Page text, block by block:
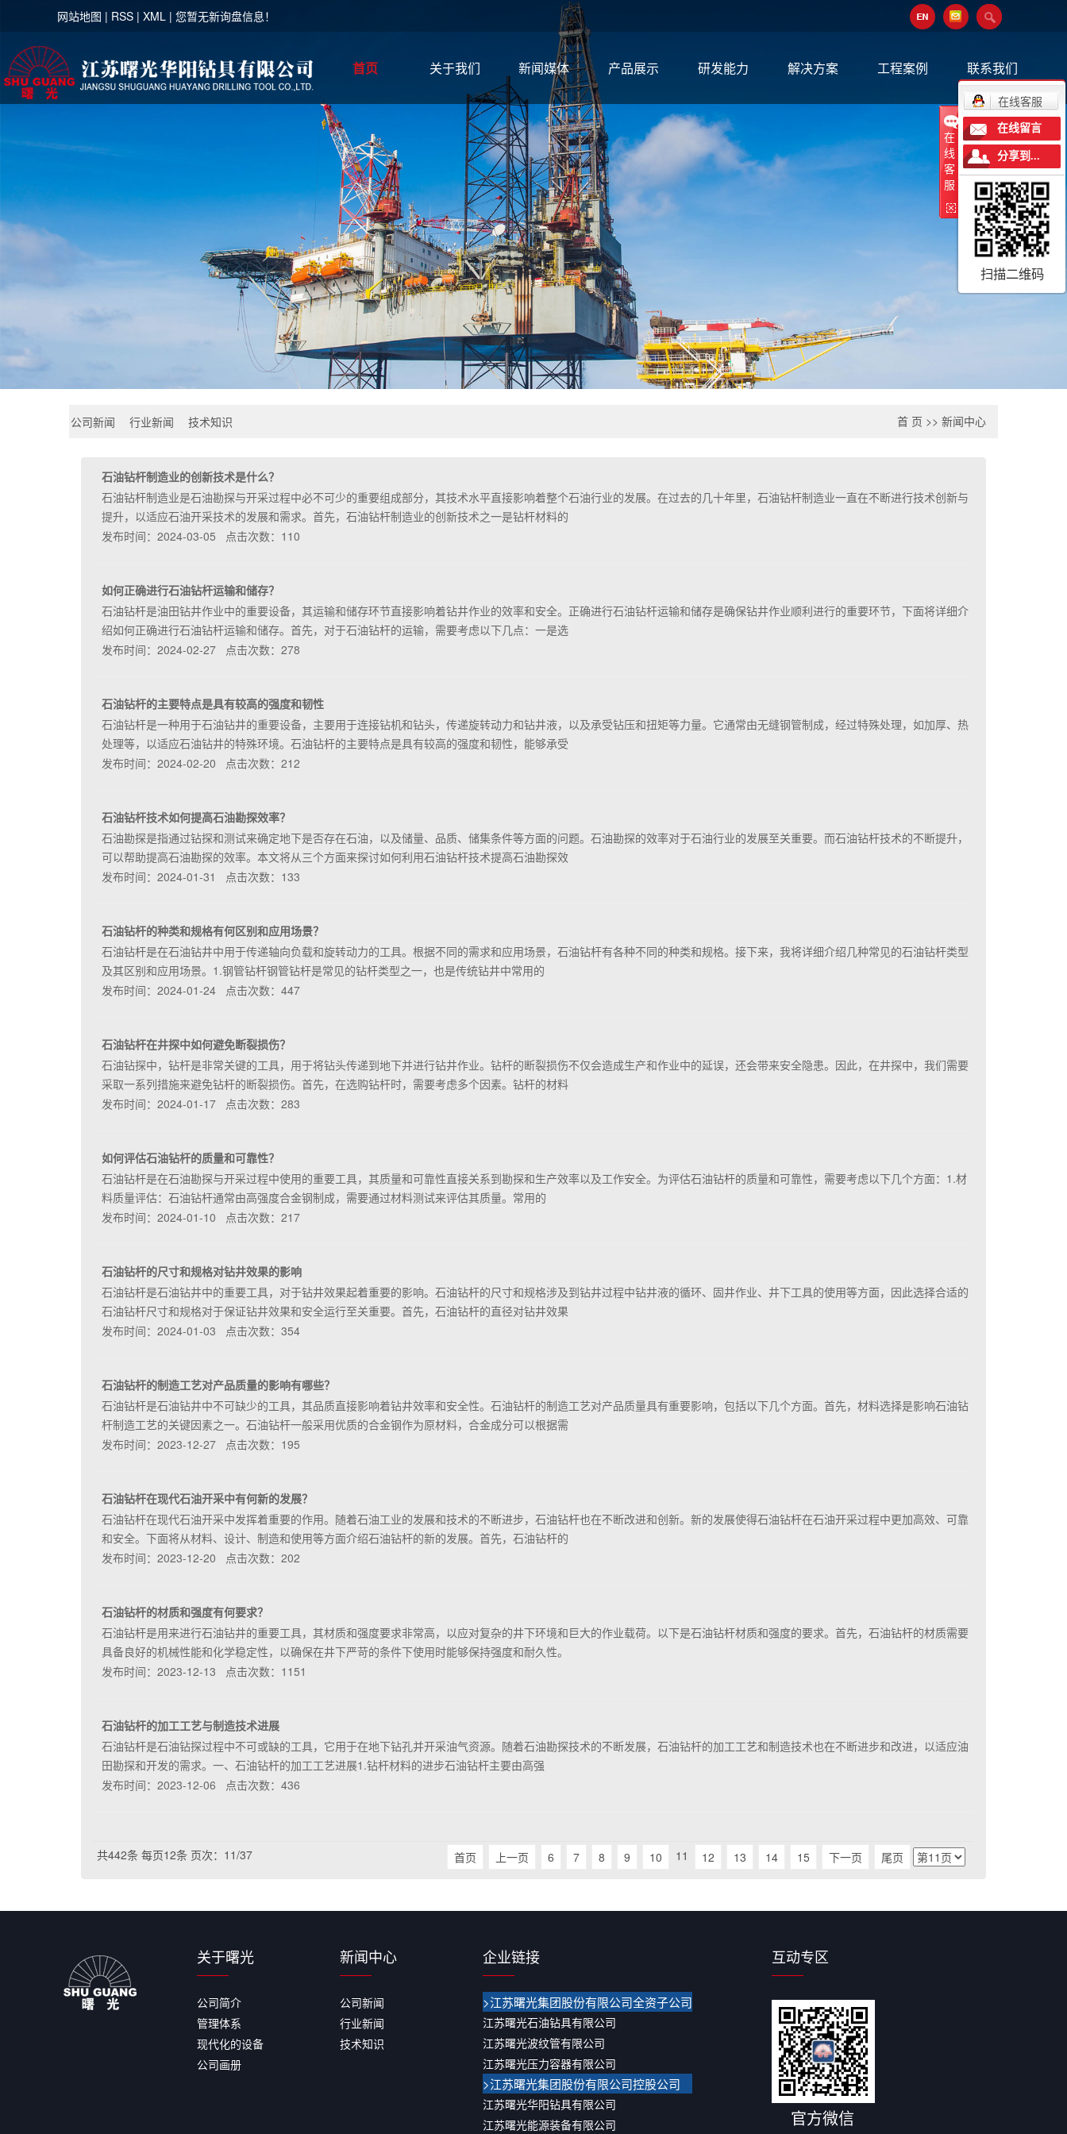
网站地图 | RSS | XML | 您暂无新询盘信息！
首页 关于我们 新闻媒体 产品展示 研发能力 解决方案 工程案例 联系我们
公司新闻 行业新闻 技术知识 首 页 >> 新闻中心
石油钻杆制造业的创新技术是什么？
石油钻杆制造业是石油勘探与开采过程中必不可少的重要组成部分，其技术水平直接影响着整个石油行业的发展。在过去的几十年里，石油钻杆制造业一直在不断进行技术创新与
提升，以适应石油开采技术的发展和需求。首先，石油钻杆制造业的创新技术之一是钻杆材料的
发布时间：2024-03-05 点击次数：110
如何正确进行石油钻杆运输和储存？
石油钻杆是油田钻井作业中的重要设备，其运输和储存环节直接影响着钻井作业的效率和安全。正确进行石油钻杆运输和储存是确保钻井作业顺利进行的重要环节，下面将详细介
绍如何正确进行石油钻杆运输和储存。首先，对于石油钻杆的运输，需要考虑以下几点：一是选
发布时间：2024-02-27 点击次数：278
石油钻杆的主要特点是具有较高的强度和韧性
石油钻杆是一种用于石油钻井的重要设备，主要用于连接钻机和钻头，传递旋转动力和钻井液，以及承受钻压和扭矩等力量。它通常由无缝钢管制成，经过特殊处理，如加厚、热
处理等，以适应石油钻井的特殊环境。石油钻杆的主要特点是具有较高的强度和韧性，能够承受
发布时间：2024-02-20 点击次数：212
石油钻杆技术如何提高石油勘探效率？
石油勘探是指通过钻探和测试来确定地下是否存在石油，以及储量、品质、储集条件等方面的问题。石油勘探的效率对于石油行业的发展至关重要。而石油钻杆技术的不断提升，
可以帮助提高石油勘探的效率。本文将从三个方面来探讨如何利用石油钻杆技术提高石油勘探效
发布时间：2024-01-31 点击次数：133
石油钻杆的种类和规格有何区别和应用场景？
石油钻杆是在石油钻井中用于传递轴向负载和旋转动力的工具。根据不同的需求和应用场景，石油钻杆有各种不同的种类和规格。接下来，我将详细介绍几种常见的石油钻杆类型
及其区别和应用场景。1.钢管钻杆钢管钻杆是常见的钻杆类型之一，也是传统钻井中常用的
发布时间：2024-01-24 点击次数：447
石油钻杆在井探中如何避免断裂损伤？
石油钻探中，钻杆是非常关键的工具，用于将钻头传递到地下并进行钻井作业。钻杆的断裂损伤不仅会造成生产和作业中的延误，还会带来安全隐患。因此，在井探中，我们需要
采取一系列措施来避免钻杆的断裂损伤。首先，在选购钻杆时，需要考虑多个因素。钻杆的材料
发布时间：2024-01-17 点击次数：283
如何评估石油钻杆的质量和可靠性？
石油钻杆是在石油勘探与开采过程中使用的重要工具，其质量和可靠性直接关系到勘探和生产效率以及工作安全。为评估石油钻杆的质量和可靠性，需要考虑以下几个方面：1.材
料质量评估：石油钻杆通常由高强度合金钢制成，需要通过材料测试来评估其质量。常用的
发布时间：2024-01-10 点击次数：217
石油钻杆的尺寸和规格对钻井效果的影响
石油钻杆是石油钻井中的重要工具，对于钻井效果起着重要的影响。石油钻杆的尺寸和规格涉及到钻井过程中钻井液的循环、固井作业、井下工具的使用等方面，因此选择合适的
石油钻杆尺寸和规格对于保证钻井效果和安全运行至关重要。首先，石油钻杆的直径对钻井效果
发布时间：2024-01-03 点击次数：354
石油钻杆的制造工艺对产品质量的影响有哪些？
石油钻杆是石油钻井中不可缺少的工具，其品质直接影响着钻井效率和安全性。石油钻杆的制造工艺对产品质量具有重要影响，包括以下几个方面。首先，材料选择是影响石油钻
杆制造工艺的关键因素之一。石油钻杆一般采用优质的合金钢作为原材料，合金成分可以根据需
发布时间：2023-12-27 点击次数：195
石油钻杆在现代石油开采中有何新的发展？
石油钻杆在现代石油开采中发挥着重要的作用。随着石油工业的发展和技术的不断进步，石油钻杆也在不断改进和创新。新的发展使得石油钻杆在石油开采过程中更加高效、可靠
和安全。下面将从材料、设计、制造和使用等方面介绍石油钻杆的新的发展。首先，石油钻杆的
发布时间：2023-12-20 点击次数：202
石油钻杆的材质和强度有何要求？
石油钻杆是用来进行石油钻井的重要工具，其材质和强度要求非常高，以应对复杂的井下环境和巨大的作业载荷。以下是石油钻杆材质和强度的要求。首先，石油钻杆的材质需要
具备良好的机械性能和化学稳定性，以确保在井下严苛的条件下使用时能够保持强度和耐久性。
发布时间：2023-12-13 点击次数：1151
石油钻杆的加工工艺与制造技术进展
石油钻杆是石油钻探过程中不可或缺的工具，它用于在地下钻孔并开采油气资源。随着石油勘探技术的不断发展，石油钻杆的加工工艺和制造技术也在不断进步和改进，以适应油
田勘探和开发的需求。一、石油钻杆的加工工艺进展1.钻杆材料的进步石油钻杆主要由高强
发布时间：2023-12-06 点击次数：436
共442条 每页12条 页次：11/37 首页 上一页 6 7 8 9 10 11 12 13 14 15 下一页 尾页
关于曙光
公司简介
管理体系
现代化的设备
公司画册
新闻中心
公司新闻
行业新闻
技术知识
企业链接
>江苏曙光集团股份有限公司全资子公司
江苏曙光石油钻具有限公司
江苏曙光波纹管有限公司
江苏曙光压力容器有限公司
>江苏曙光集团股份有限公司控股公司
江苏曙光华阳钻具有限公司
江苏曙光能源装备有限公司
互动专区
官方微信
在
线
客
服
在线客服
在线留言
分享到...
扫描二维码